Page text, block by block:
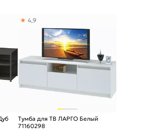
Тумба для ТВ ЛАРГО Белый
71160298
4,9